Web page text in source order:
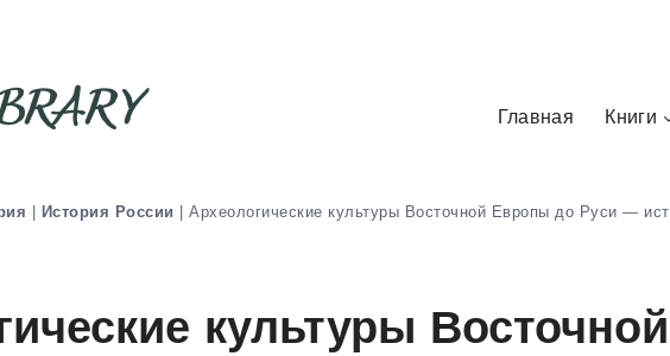
Главная Книги
| История России | Археологические культуры Восточной Европы до Руси —
культуры Восточной